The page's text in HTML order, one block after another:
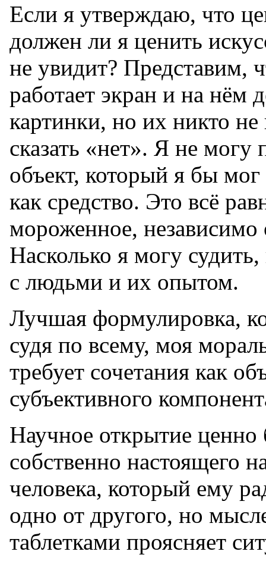
Если я утверждаю, что
должен ли я ценить
не увидит? Представим,
работает экран и на нём
картинки, но их никто
сказать «нет». Я не могу
объект, который я бы мог
как средство. Это всё
мороженное, независимо
Насколько я могу
с людьми и их опытом.
Лучшая формулировка,
судя по всему, моя
требует сочетания как
субъективного
Научное открытие ценно
собственно настоящего
человека, который ему
одно от другого, но
таблетками проясняет